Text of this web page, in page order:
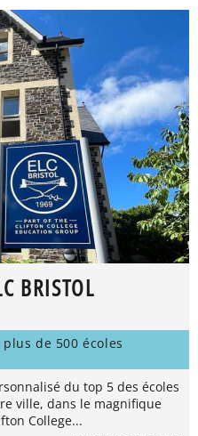
BRISTOL
de 500 écoles
du top 5 des écoles
ville, dans le magnifique
College...